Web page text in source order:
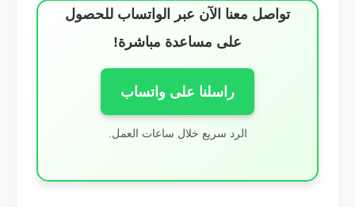
تواصل معنا الآن عبر الواتساب للحصول
على مساعدة مباشرة!
راسلنا على واتساب
الرد سريع خلال ساعات العمل.